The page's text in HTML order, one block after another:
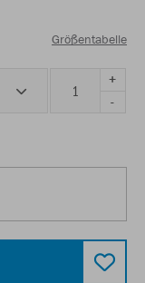
Größentabelle
+
-